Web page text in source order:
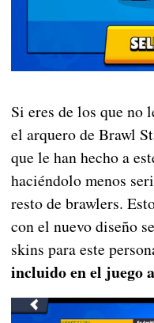
Si eres de los que no
el arquero de Brawl
que le han hecho a
haciéndolo menos
resto de brawlers.
con el nuevo diseño
skins para este
incluido en el juego